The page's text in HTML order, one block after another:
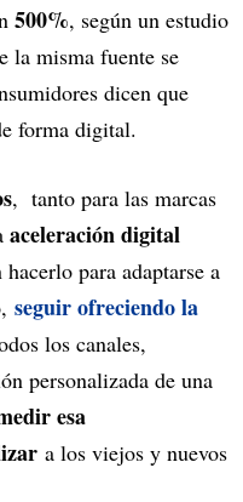
500%, según un estudio
la misma fuente se
dicen que
forma digital.
, tanto para las marcas
aceleración digital
para adaptarse a
seguir ofreciendo la
los canales,
personalizada de una
esa
a los viejos y nuevos